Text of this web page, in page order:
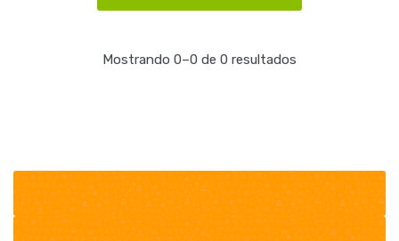
Mostrando 0–0 de 0 resultados